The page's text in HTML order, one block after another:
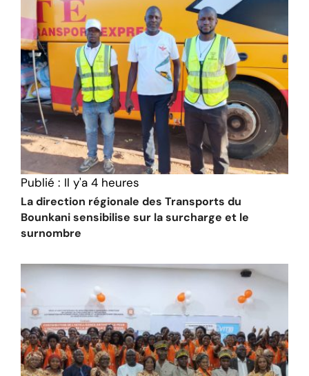
Publié : Il y'a 4 heures
La direction régionale des Transports du
Bounkani sensibilise sur la surcharge et le
surnombre